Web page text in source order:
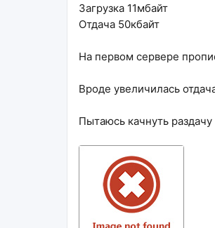
Загрузка 11мбайт
Отдача 50кбайт
На первом сервере
Вроде увеличилась
Пытаюсь качнуть